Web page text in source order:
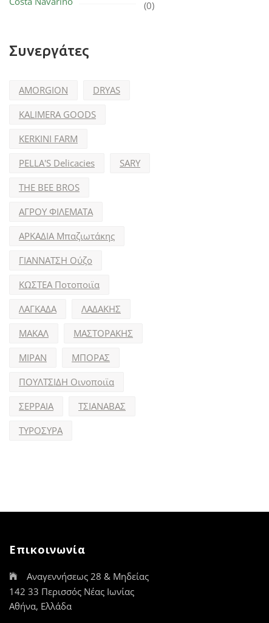
(0)
Συνεργάτες
AMORGION
DRYAS
KALIMERA GOODS
KERKINI FARM
PELLA'S Delicacies
SARY
THE BEE BROS
ΑΓΡΟΥ ΦΙΛΕΜΑΤΑ
ΑΡΚΑΔΙΑ Μπαζιωτάκης
ΓΙΑΝΝΑΤΣΗ Ούζο
ΚΩΣΤΕΑ Ποτοποιϊα
ΛΑΓΚΑΔΑ
ΛΑΔΑΚΗΣ
ΜΑΚΑΛ
ΜΑΣΤΟΡΑΚΗΣ
ΜΙΡΑΝ
ΜΠΟΡΑΣ
ΠΟΥΛΤΣΙΔΗ Οινοποιϊα
ΣΕΡΡΑΙΑ
ΤΣΙΑΝΑΒΑΣ
ΤΥΡΟΣΥΡΑ
Επικοινωνία
Αναγεννήσεως 28 & Μηδείας
142 33 Περισσός Νέας Ιωνίας
Αθήνα, Ελλάδα